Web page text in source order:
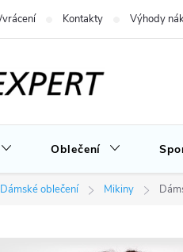
Kontakty Výhody
Oblečení
Dámské oblečení Mikiny